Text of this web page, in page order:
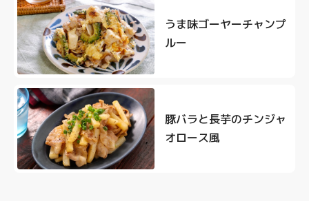
うま味ゴーヤーチャンプ
ルー
豚バラと長芋のチンジャ
オロース風